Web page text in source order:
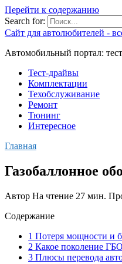
Перейти к содержанию
Search for:
Сайт для автолюбителей -
Автомобильный портал:
Тест-драйвы
Комплектации
Техобслуживание
Ремонт
Тюнинг
Интересное
Главная
Газобаллонное
Автор На чтение 27 мин.
Содержание
1 Потеря мощности и
2 Какое поколение
3 Плюсы перевода